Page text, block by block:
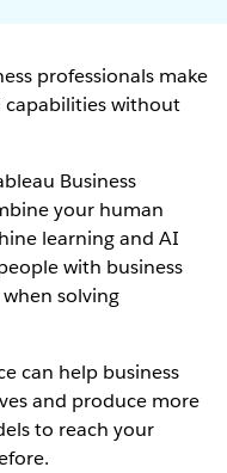
professionals make
capabilities without
Business
your human
learning and AI
with business
solving
can help business
and produce more
to reach your